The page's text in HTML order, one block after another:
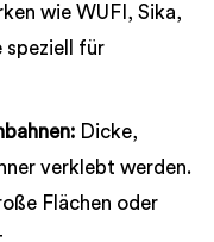
wie WUFI, Sika,
speziell für
Dicke,
verklebt werden.
Flächen oder